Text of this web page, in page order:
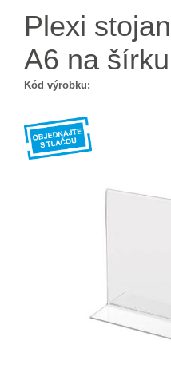
Plexi
A6 na šírku
Kód výrobku: